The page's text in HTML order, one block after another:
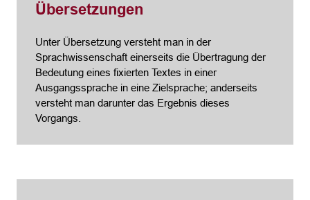
Übersetzungen
Unter Übersetzung versteht man in der
Sprachwissenschaft einerseits die Übertragung der
Bedeutung eines fixierten Textes in einer
Ausgangssprache in eine Zielsprache; anderseits
versteht man darunter das Ergebnis dieses
Vorgangs.